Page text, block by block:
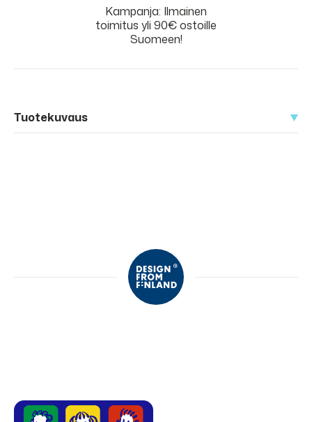
Kampanja: Ilmainen
toimitus yli 90€ ostoille
Suomeen!
Tuotekuvaus